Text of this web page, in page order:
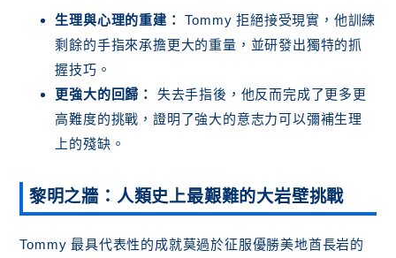
生理與心理的重建： Tommy 拒絕接受現實，他訓練
剩餘的手指來承擔更大的重量，並研發出獨特的抓
握技巧。
更強大的回歸：
失去手指後，他反而完成了更多更
高難度的挑戰，證明了強大的意志力可以彌補生理
上的殘缺。
黎明之牆：人類史上最艱難的大岩壁挑戰
Tommy 最具代表性的成就莫過於征服優勝美地酋長岩的